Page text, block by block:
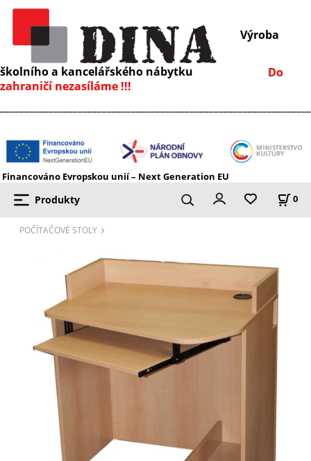
Výroba
školního a kancelářského nábytku Do
zahraničí nezasíláme !!!
Financováno Evropskou unií – Next Generation EU
Produkty 0
POČÍTAČOVÉ STOLY